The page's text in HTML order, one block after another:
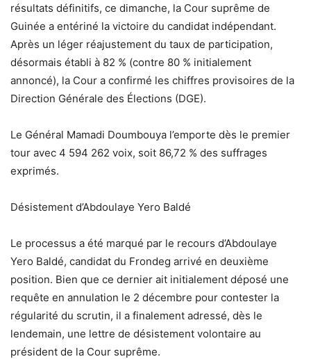
résultats définitifs, ce dimanche, la Cour suprême de
Guinée a entériné la victoire du candidat indépendant.
Après un léger réajustement du taux de participation,
désormais établi à 82 % (contre 80 % initialement
annoncé), la Cour a confirmé les chiffres provisoires de la
Direction Générale des Élections (DGE).
Le Général Mamadi Doumbouya l’emporte dès le premier
tour avec 4 594 262 voix, soit 86,72 % des suffrages
exprimés.
Désistement d’Abdoulaye Yero Baldé
Le processus a été marqué par le recours d’Abdoulaye
Yero Baldé, candidat du Frondeg arrivé en deuxième
position. Bien que ce dernier ait initialement déposé une
requête en annulation le 2 décembre pour contester la
régularité du scrutin, il a finalement adressé, dès le
lendemain, une lettre de désistement volontaire au
président de la Cour suprême.